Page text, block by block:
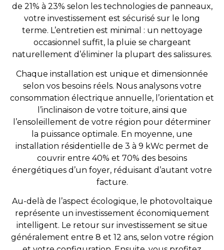
de 21% à 23% selon les technologies de panneaux,
votre investissement est sécurisé sur le long
terme. L’entretien est minimal : un nettoyage
occasionnel suffit, la pluie se chargeant
naturellement d’éliminer la plupart des salissures.
Chaque installation est unique et dimensionnée
selon vos besoins réels. Nous analysons votre
consommation électrique annuelle, l’orientation et
l’inclinaison de votre toiture, ainsi que
l’ensoleillement de votre région pour déterminer
la puissance optimale. En moyenne, une
installation résidentielle de 3 à 9 kWc permet de
couvrir entre 40% et 70% des besoins
énergétiques d’un foyer, réduisant d’autant votre
facture.
Au-delà de l’aspect écologique, le photovoltaïque
représente un investissement économiquement
intelligent. Le retour sur investissement se situe
généralement entre 8 et 12 ans, selon votre région